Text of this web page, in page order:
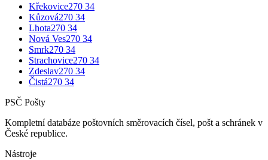
Křekovice270 34
Kůzová270 34
Lhota270 34
Nová Ves270 34
Smrk270 34
Strachovice270 34
Zdeslav270 34
Čistá270 34
PSČ Pošty
Kompletní databáze poštovních směrovacích čísel, pošt a schránek v
České republice.
Nástroje